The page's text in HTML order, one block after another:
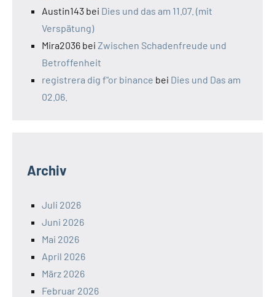
Austin143 bei Dies und das am 11.07. (mit
Verspätung)
Mira2036 bei Zwischen Schadenfreude und
Betroffenheit
registrera dig f"or binance bei Dies und Das am
02.06.
Archiv
Juli 2026
Juni 2026
Mai 2026
April 2026
März 2026
Februar 2026